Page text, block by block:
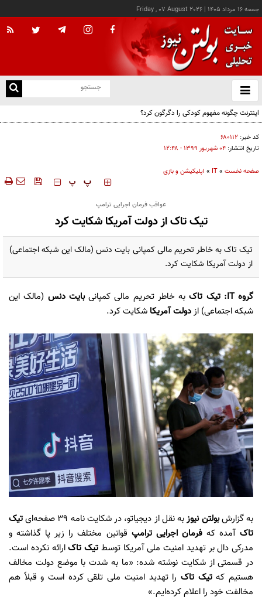
جمعه ۱۶ مرداد ۱۴۰۵ |
Friday , 07 August 2026
باز
و
اینترنت چگونه مفهوم کودکی را دگرگون کرد؟
کد خبر: ۶۸۰۱۱۲
تاریخ انتشار: ۰۴ شهريور ۱۳۹۹ - ۱۲:۴۸
صفحه نخست »
IT
» اپلیکیشن و بازی
‍‍‍ پ پ
عواقب فرمان اجرایی ترامپ
تیک تاک از دولت آمریکا شکایت کرد
تیک تاک به خاطر تحریم مالی کمپانی بایت دنس (مالک این شبکه اجتماعی)
از دولت آمریکا شکایت کرد.
گروه IT: تیک تاک به خاطر تحریم مالی کمپانی بایت دنس (مالک این
شبکه اجتماعی) ازدولت آمریکا شکایت کرد.
به گزارشبولتن نیوزبه نقل از دیجیاتو، در شکایت نامه ۳۹ صفحه‌ای
تیک
تاکآمده که فرمان اجرایی ترامپ قوانین مختلف را زیر پا گذاشته و
مدرکی دال بر تهدید امنیت ملی آمریکا توسط تیک تاکارائه نکرده است.
در قسمتی از شکایت نوشته شده: «ما به شدت با موضع دولت مخالف
هستیم کهتیک تاک را تهدید امنیت ملی تلقی کرده است و قبلاً هم
مخالفت خود را اعلام کرده‌ایم.»